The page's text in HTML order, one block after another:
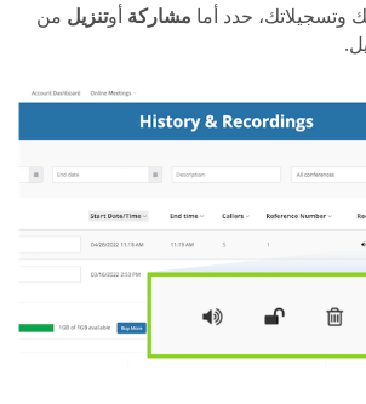
حدد أما مشاركة أوتنزيل من